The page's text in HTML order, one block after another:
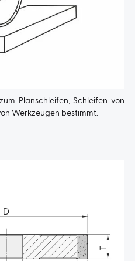
Planschleifen, Schleifen von
Werkzeugen bestimmt.